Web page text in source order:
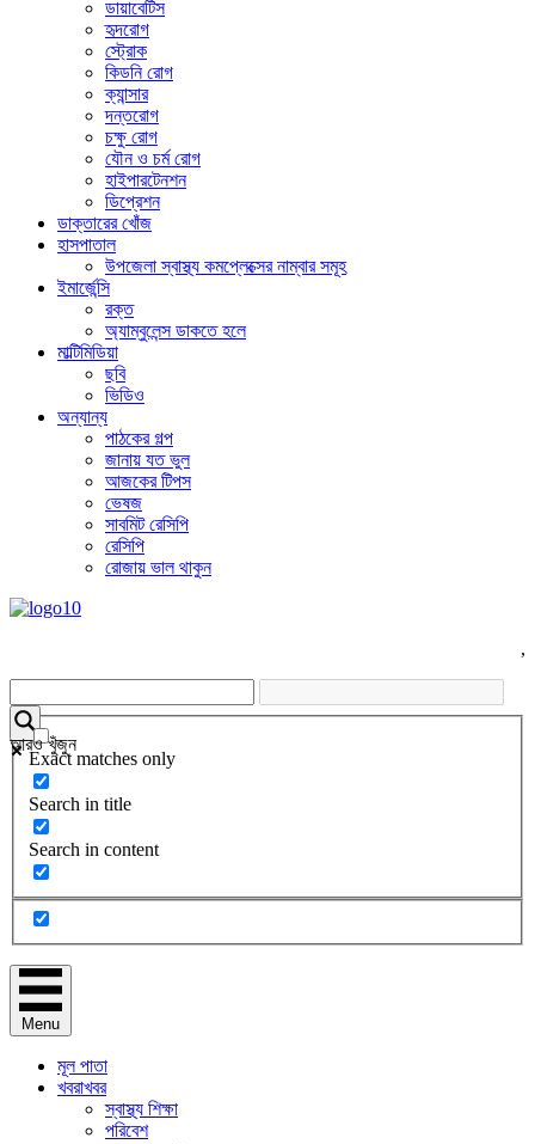
ডায়াবেটিস
হৃদরোগ
স্ট্রোক
কিডনি রোগ
ক্যান্সার
দন্তরোগ
চক্ষু রোগ
যৌন ও চর্ম রোগ
হাইপারটেনশন
ডিপ্রেশন
ডাক্তারের খোঁজ
হাসপাতাল
উপজেলা স্বাস্থ্য কমপ্লেক্সের নাম্বার সমূহ
ইমার্জেন্সি
রক্ত
অ্যাম্বুলেন্স ডাকতে হলে
মাল্টিমিডিয়া
ছবি
ভিডিও
অন্যান্য
পাঠকের গল্প
জানায় যত ভুল
আজকের টিপস
ভেষজ
সাবমিট রেসিপি
রেসিপি
রোজায় ভাল থাকুন
,
আরও খুঁজুন
Exact matches only
Search in title
Search in content
Menu
মূল পাতা
খবরাখবর
স্বাস্থ্য শিক্ষা
পরিবেশ